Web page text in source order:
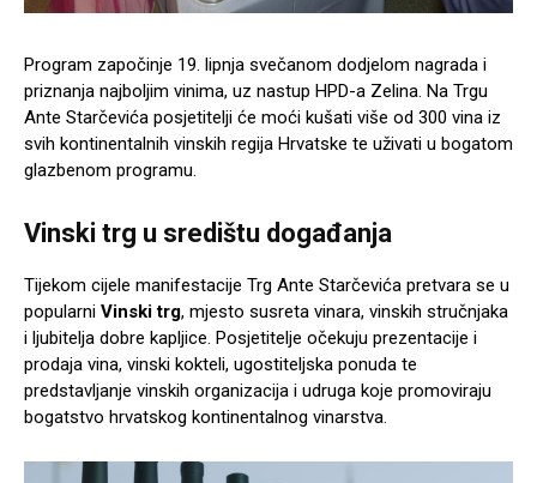
Program započinje 19. lipnja svečanom dodjelom nagrada i
priznanja najboljim vinima, uz nastup HPD-a Zelina. Na Trgu
Ante Starčevića posjetitelji će moći kušati više od 300 vina iz
svih kontinentalnih vinskih regija Hrvatske te uživati u bogatom
glazbenom programu.
Vinski trg u središtu događanja
Tijekom cijele manifestacije Trg Ante Starčevića pretvara se u
popularni Vinski trg, mjesto susreta vinara, vinskih stručnjaka
i ljubitelja dobre kapljice. Posjetitelje očekuju prezentacije i
prodaja vina, vinski kokteli, ugostiteljska ponuda te
predstavljanje vinskih organizacija i udruga koje promoviraju
bogatstvo hrvatskog kontinentalnog vinarstva.